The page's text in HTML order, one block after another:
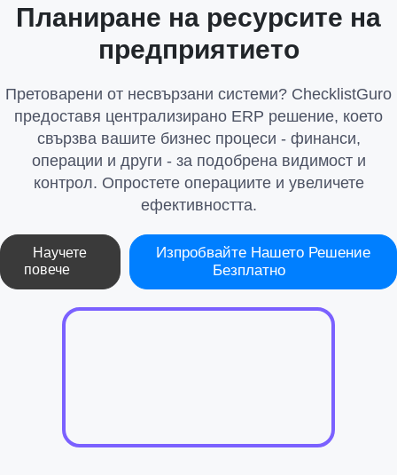
Планиране на ресурсите на
предприятието
Претоварени от несвързани системи? ChecklistGuro
предоставя централизирано ERP решение, което
свързва вашите бизнес процеси - финанси,
операции и други - за подобрена видимост и
контрол. Опростете операциите и увеличете
ефективността.
Научете
повече
Изпробвайте Нашето Решение
Безплатно